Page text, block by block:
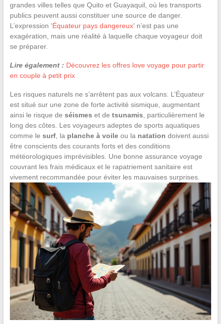
grandes villes telles que Quito et Guayaquil, où les transports
publics peuvent aussi constituer une source de danger.
L’expression ‘Équateur pays dangereux‘ n’est pas une
exagération, mais une réalité à laquelle chaque voyageur doit
se préparer.
Lire également : Découvrez les offres love voyage pour partir
en couple à petit prix
Les risques naturels ne s’arrêtent pas aux volcans. L’Équateur
est situé sur une zone de forte activité sismique, augmentant
ainsi le risque de séismes et de tsunamis , particulièrement le
long des côtes. Les voyageurs adeptes de sports aquatiques
comme le surf, la planche à voileou la natation doivent aussi
être conscients des courants forts et des conditions
météorologiques imprévisibles. Une bonne assurance voyage
couvrant les frais médicaux et le rapatriement sanitaire est
vivement recommandée pour éviter les mauvaises surprises.